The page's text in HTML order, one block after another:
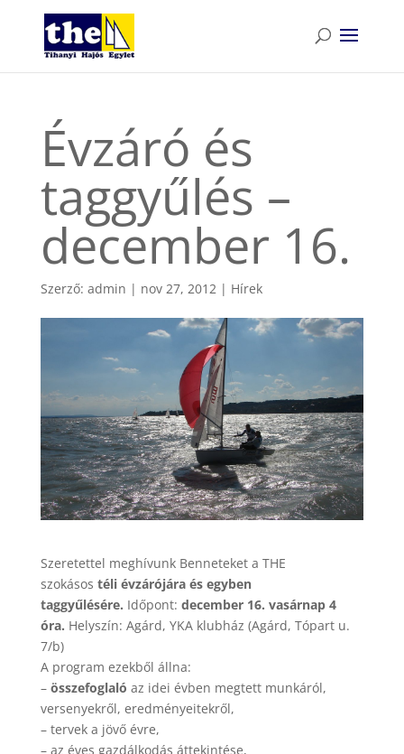
Évzáró és
taggyűlés –
december 16.
Szerző: admin | nov 27, 2012| Hírek
Szeretettel meghívunk Benneteket a THE
szokásos téli évzárójára és egyben
taggyűlésére. Időpont: december 16. vasárnap 4
óra. Helyszín: Agárd, YKA klubház (Agárd, Tópart u.
7/b)
A program ezekből állna:
– összefoglaló az idei évben megtett munkáról,
versenyekről, eredményeitekről,
– tervek a jövő évre,
– az éves gazdálkodás áttekintése,